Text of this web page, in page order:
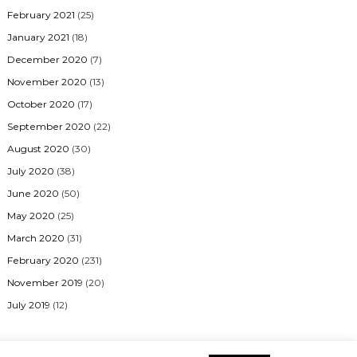
February 2021 (25)
January 2021 (18)
December 2020 (7)
November 2020 (13)
October 2020 (17)
September 2020 (22)
August 2020 (30)
July 2020 (38)
June 2020 (50)
May 2020 (25)
March 2020 (31)
February 2020 (231)
November 2019 (20)
July 2019 (12)